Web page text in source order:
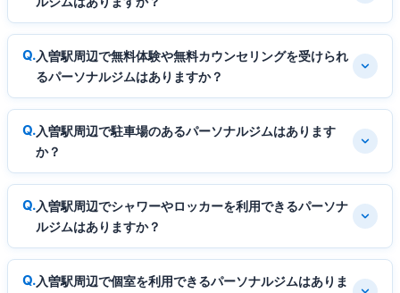
入曽駅周辺で無料体験や無料カウンセリングを受けられ
るパーソナルジムはありますか？
入曽駅周辺で駐車場のあるパーソナルジムはあります
か？
入曽駅周辺でシャワーやロッカーを利用できるパーソナ
ルジムはありますか？
入曽駅周辺で個室を利用できるパーソナルジムはありま